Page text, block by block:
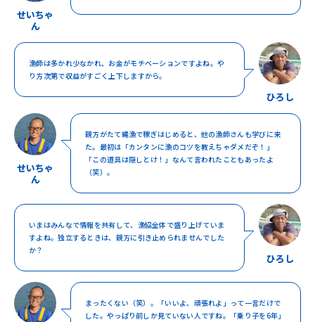
せいちゃ
ん
ひろし
漁師は多かれ少なかれ、お金がモチベーションですよね。や
り方次第で収益がすごく上下しますから。
せいちゃ
ん
親方がたて縄漁で稼ぎはじめると、他の漁師さんも学びに来
た。最初は「カンタンに漁のコツを教えちゃダメだぞ！」
「この道具は隠しとけ！」なんて言われたこともあったよ
（笑）。
ひろし
いまはみんなで情報を共有して、漁協全体で盛り上げていま
すよね。独立するときは、親方に引き止められませんでした
か？
まったくない（笑）。「いいよ、頑張れよ」って一言だけで
した。やっぱり前しか見ていない人ですね。「乗り子を6年」